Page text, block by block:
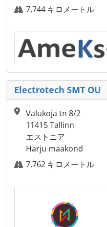
7,744 キロメートル
Electrotech SMT OU
Valukoja tn 8/2
11415 Tallinn
エストニア
Harju maakond
7,762 キロメートル